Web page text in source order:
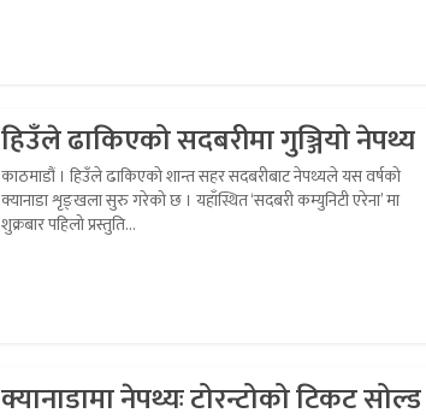
हिउँले ढाकिएको सदबरीमा गुञ्जियो नेपथ्य
काठमाडौं । हिउँले ढाकिएको शान्त सहर सदबरीबाट नेपथ्यले यस वर्षको
क्यानाडा शृङ्खला सुरु गरेको छ । यहाँस्थित ‘सदबरी कम्युनिटी एरेना’ मा
शुक्रबार पहिलो प्रस्तुति...
क्यानाडामा नेपथ्यः टोरन्टोको टिकट सोल्ड